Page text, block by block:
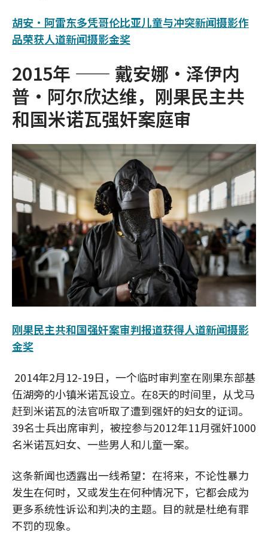
胡安·阿雷东多凭哥伦比亚儿童与冲突新闻摄影作
品荣获人道新闻摄影金奖
2015年 —— 戴安娜·泽伊内
普·阿尔欣达维，刚果民主共
和国米诺瓦强奸案庭审
刚果民主共和国强奸案审判报道获得人道新闻摄影
金奖
2014年2月12-19日，一个临时审判室在刚果东部基
伍湖旁的小镇米诺瓦设立。在8天的时间里，从戈马
赶到米诺瓦的法官听取了遭到强奸的妇女的证词。
39名士兵出席审判，被控参与2012年11月强奸1000
名米诺瓦妇女、一些男人和儿童一案。
这条新闻也透露出一线希望：在将来，不论性暴力
发生在何时，又或发生在何种情况下，它都会成为
更多系统性诉讼和判决的主题。目的就是杜绝有罪
不罚的现象。